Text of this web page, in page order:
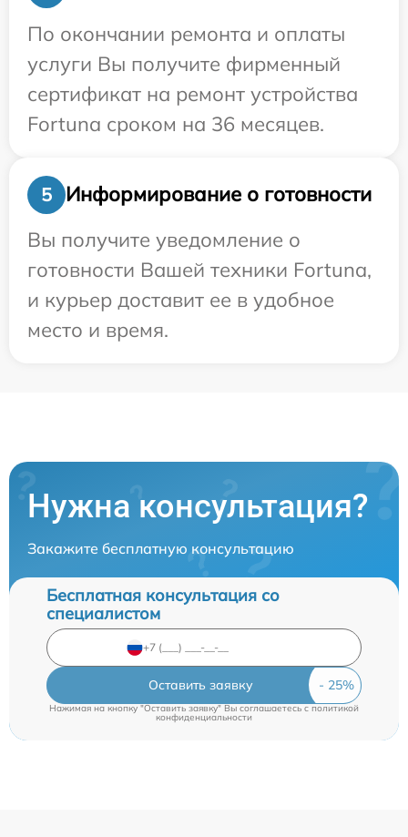
По окончании ремонта и оплаты
услуги Вы получите фирменный
сертификат на ремонт устройства
Fortuna сроком на 36 месяцев.
5
Информирование о готовности
Вы получите уведомление о
готовности Вашей техники Fortuna,
и курьер доставит ее в удобное
место и время.
Нужна консультация?
Закажите бесплатную консультацию
Бесплатная консультация со
специалистом
Оставить заявку
Нажимая на кнопку "Оставить заявку" Вы соглашаетесь cполитикой
конфиденциальности